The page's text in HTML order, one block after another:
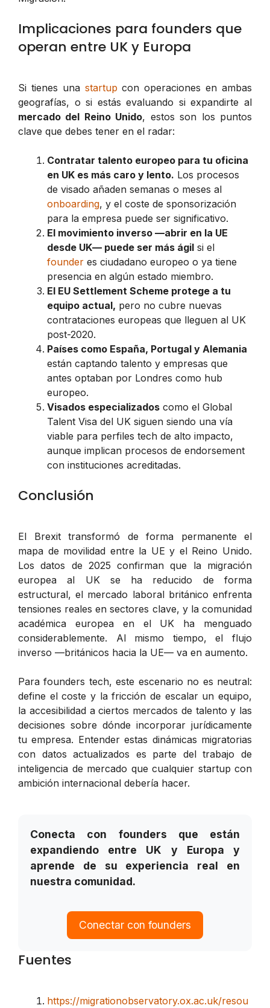
Implicaciones para founders que
operan entre UK y Europa
Si tienes una startup con operaciones en ambas
geografías, o si estás evaluando si expandirte al
mercado del Reino Unido, estos son los puntos
clave que debes tener en el radar:
Contratar talento europeo para tu oficina
en UK es más caro y lento. Los procesos
de visado añaden semanas o meses al
onboarding, y el coste de sponsorización
para la empresa puede ser significativo.
El movimiento inverso —abrir en la UE
desde UK— puede ser más ágil si el
founder es ciudadano europeo o ya tiene
presencia en algún estado miembro.
El EU Settlement Scheme protege a tu
equipo actual, pero no cubre nuevas
contrataciones europeas que lleguen al UK
post-2020.
Países como España, Portugal y Alemania
están captando talento y empresas que
antes optaban por Londres como hub
europeo.
Visados especializados como el Global
Talent Visa del UK siguen siendo una vía
viable para perfiles tech de alto impacto,
aunque implican procesos de endorsement
con instituciones acreditadas.
Conclusión
El Brexit transformó de forma permanente el
mapa de movilidad entre la UE y el Reino Unido.
Los datos de 2025 confirman que la migración
europea al UK se ha reducido de forma
estructural, el mercado laboral británico enfrenta
tensiones reales en sectores clave, y la comunidad
académica europea en el UK ha menguado
considerablemente. Al mismo tiempo, el flujo
inverso —británicos hacia la UE— va en aumento.
Para founders tech, este escenario no es neutral:
define el coste y la fricción de escalar un equipo,
la accesibilidad a ciertos mercados de talento y las
decisiones sobre dónde incorporar jurídicamente
tu empresa. Entender estas dinámicas migratorias
con datos actualizados es parte del trabajo de
inteligencia de mercado que cualquier startup con
ambición internacional debería hacer.
Conecta con founders que están
expandiendo entre UK y Europa y
aprende de su experiencia real en
nuestra comunidad.
Conectar con founders
Fuentes
https://migrationobservatory.ox.ac.uk/resou